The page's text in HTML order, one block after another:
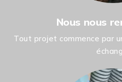
Nous nous
Tout projet commence par